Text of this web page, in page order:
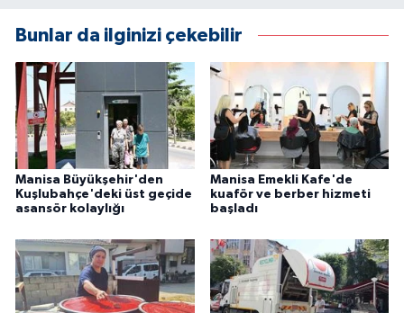
Bunlar da ilginizi çekebilir
Manisa Büyükşehir'den
Kuşlubahçe'deki üst geçide
asansör kolaylığı
Manisa Emekli Kafe'de
kuaför ve berber hizmeti
başladı